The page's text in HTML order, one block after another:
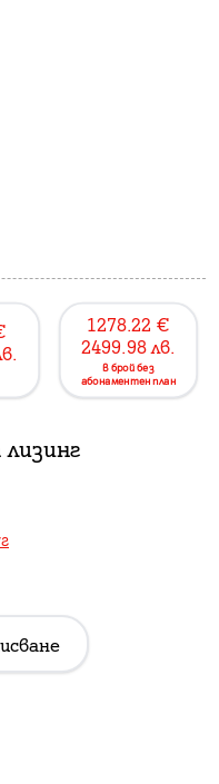
1278.22 €
2499.98 лв.
в брой без
абонаментен план